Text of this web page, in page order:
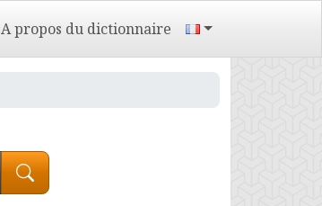
A propos du dictionnaire